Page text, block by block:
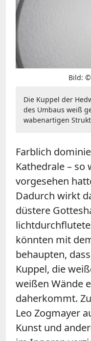
Bild:
Die Kuppel der
des Umbaus weiß
wabenartigen
Farblich
Kathedrale – so
vorgesehen
Dadurch wirkt
düstere
könnten mit
behaupten,
Kuppel, die
weißen Wände
daherkommt.
Leo Zogmayer
Kunst und